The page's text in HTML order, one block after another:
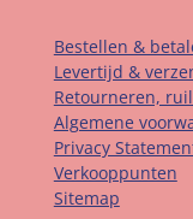
Bestellen &
Levertijd &
Retourneren,
Algemene
Privacy
Verkooppunten
Sitemap